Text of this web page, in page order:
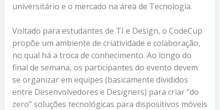
universitário e o mercado na área de Tecnologia.
Voltado para estudantes de TI e Design, o CodeCup
propõe um ambiente de criatividade e colaboração,
no qual há a troca de conhecimento. Ao longo do
final de semana, os participantes do evento devem
se organizar em equipes (basicamente divididos
entre Desenvolvedores e Designers) para criar “do
zero” soluções tecnológicas para dispositivos móveis